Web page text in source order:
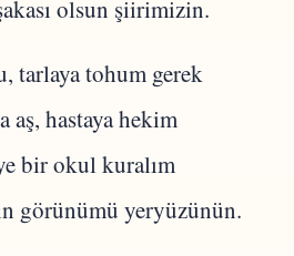
olsun şiirimizin.
tarlaya tohum gerek
aş, hastaya hekim
bir okul kuralım
görünümü yeryüzünün.